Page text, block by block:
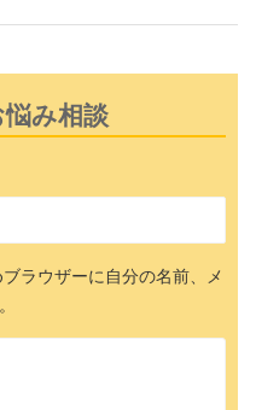
み相談
ラウザーに自分の名前、メ